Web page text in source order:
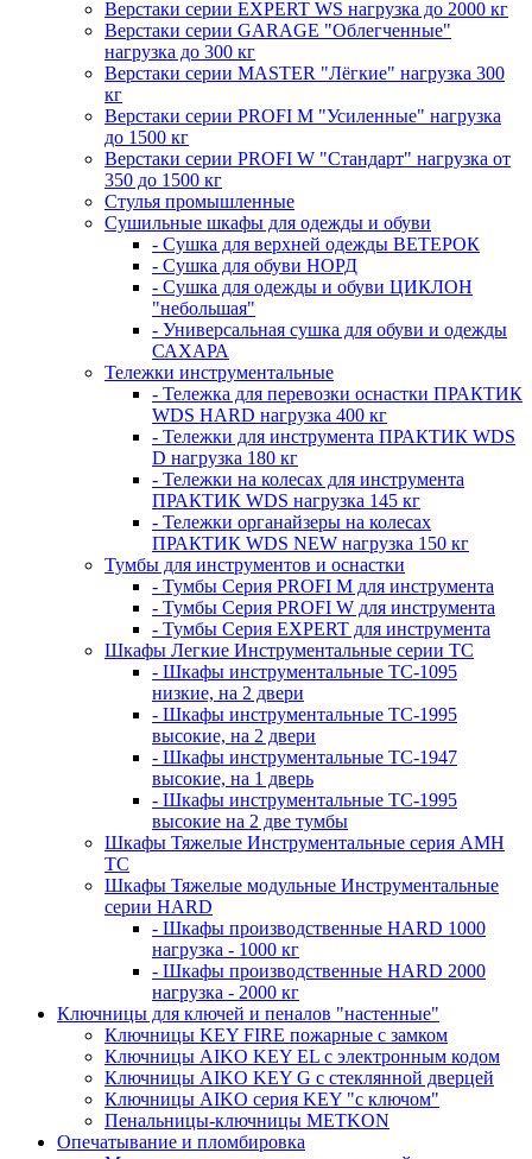
Верстаки серии EXPERT WS нагрузка до 2000 кг
Верстаки серии GARAGE "Облегченные"
нагрузка до 300 кг
Верстаки серии MASTER "Лёгкие" нагрузка 300
кг
Верстаки серии PROFI M "Усиленные" нагрузка
до 1500 кг
Верстаки серии PROFI W "Стандарт" нагрузка от
350 до 1500 кг
Стулья промышленные
Сушильные шкафы для одежды и обуви
- Сушка для верхней одежды ВЕТЕРОК
- Сушка для обуви НОРД
- Сушка для одежды и обуви ЦИКЛОН
"небольшая"
- Универсальная сушка для обуви и одежды
САХАРА
Тележки инструментальные
- Тележка для перевозки оснастки ПРАКТИК
WDS HARD нагрузка 400 кг
- Тележки для инструмента ПРАКТИК WDS
D нагрузка 180 кг
- Тележки на колесах для инструмента
ПРАКТИК WDS нагрузка 145 кг
- Тележки органайзеры на колесах
ПРАКТИК WDS NEW нагрузка 150 кг
Тумбы для инструментов и оснастки
- Тумбы Серия PROFI M для инструмента
- Тумбы Серия PROFI W для инструмента
- Тумбы Серия EXPERT для инструмента
Шкафы Легкие Инструментальные серии ТС
- Шкафы инструментальные TC-1095
низкие, на 2 двери
- Шкафы инструментальные TC-1995
высокие, на 2 двери
- Шкафы инструментальные ТС-1947
высокие, на 1 дверь
- Шкафы инструментальные ТС-1995
высокие на 2 две тумбы
Шкафы Тяжелые Инструментальные серия AMH
TC
Шкафы Тяжелые модульные Инструментальные
серии HARD
- Шкафы производственные HARD 1000
нагрузка - 1000 кг
- Шкафы производственные HARD 2000
нагрузка - 2000 кг
Ключницы для ключей и пеналов "настенные"
Ключницы KEY FIRE пожарные с замком
Ключницы AIKO KEY EL с электронным кодом
Ключницы AIKO KEY G с стеклянной дверцей
Ключницы AIKO серия KEY "с ключом"
Пенальницы-ключницы METKON
Опечатывание и пломбировка